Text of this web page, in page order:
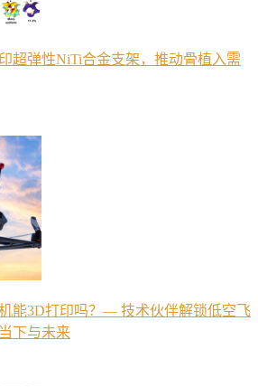
超弹性NiTi合金支架，推动骨植入需
能3D打印吗？— 技术伙伴解锁低空飞
下与未来